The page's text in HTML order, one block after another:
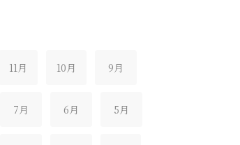
11月 10月 9月
7月 6月 5月